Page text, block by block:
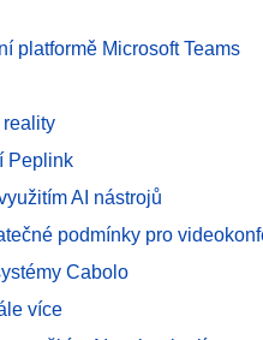
platformě Microsoft Teams
Peplink
AI nástrojů
podmínky pro
Cabolo
více